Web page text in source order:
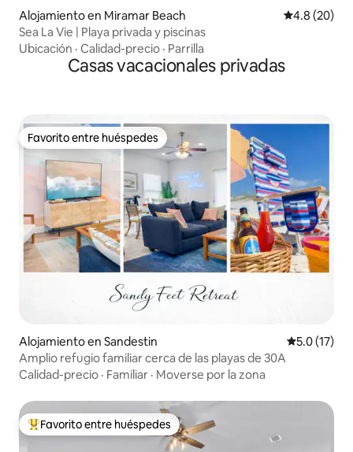
Alojamiento en Miramar Beach Calificación
4.8 (20)
Sea La Vie | Playa privada y piscinas
Ubicación · Calidad-precio · Parrilla
Casas vacacionales privadas
Favorito entre huéspedes
Favorito entre huéspedes
Alojamiento en Sandestin Calificación
5.0 (17)
Amplio refugio familiar cerca de las playas de 30A
Calidad-precio · Familiar · Moverse por la zona
Favorito entre huéspedes preferido
Favorito entre huéspedes